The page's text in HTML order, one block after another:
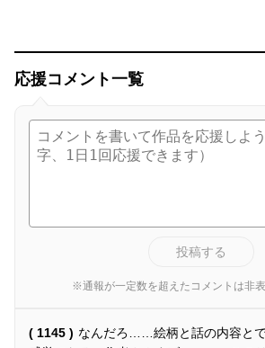
応援コメント一覧
投稿する
※通報が一定数を超えたコメントは非
( 1145 ) なんだろ……絵柄と話の内容と